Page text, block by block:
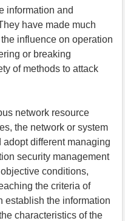
information and
have made much
influence on operation
or breaking
of methods to attack
network resource
the network or system
different managing
security management
conditions,
the criteria of
establish the information
characteristics of the